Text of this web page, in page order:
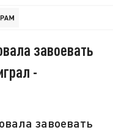
завоевать
-
завоевать